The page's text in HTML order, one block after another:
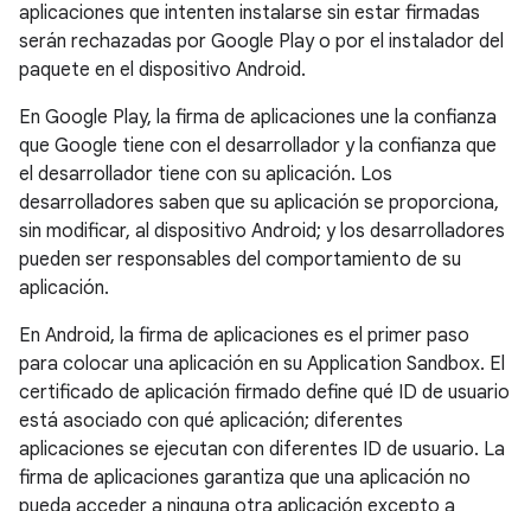
aplicaciones que intenten instalarse sin estar firmadas
serán rechazadas por Google Play o por el instalador del
paquete en el dispositivo Android.
En Google Play, la firma de aplicaciones une la confianza
que Google tiene con el desarrollador y la confianza que
el desarrollador tiene con su aplicación. Los
desarrolladores saben que su aplicación se proporciona,
sin modificar, al dispositivo Android; y los desarrolladores
pueden ser responsables del comportamiento de su
aplicación.
En Android, la firma de aplicaciones es el primer paso
para colocar una aplicación en su Application Sandbox. El
certificado de aplicación firmado define qué ID de usuario
está asociado con qué aplicación; diferentes
aplicaciones se ejecutan con diferentes ID de usuario. La
firma de aplicaciones garantiza que una aplicación no
pueda acceder a ninguna otra aplicación excepto a